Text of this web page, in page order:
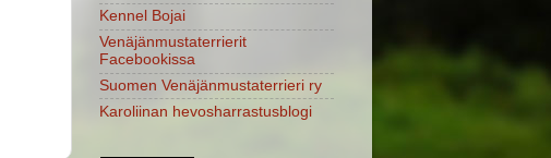
Kennel Bojai
Venäjänmustaterrierit
Facebookissa
Suomen Venäjänmustaterrieri ry
Karoliinan hevosharrastusblogi